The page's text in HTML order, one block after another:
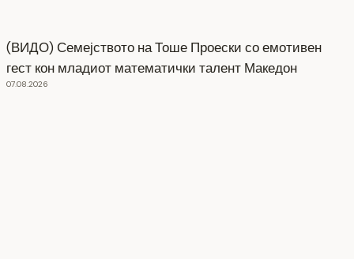
(ВИДО) Семејството на Тоше Проески со емотивен
гест кон младиот математички талент Македон
07.08.2026